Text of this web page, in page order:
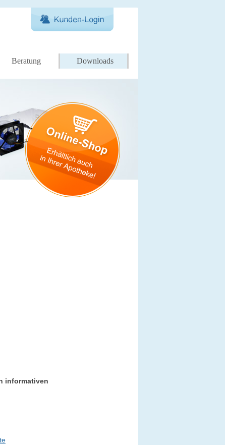
Beratung Downloads
informativen